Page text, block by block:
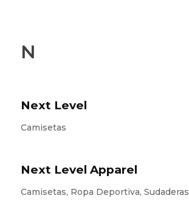
N
Next Level
Camisetas
Next Level Apparel
Camisetas, Ropa Deportiva, Sudaderas